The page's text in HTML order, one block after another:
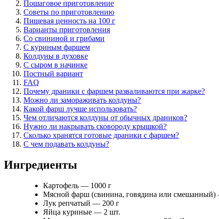
Пошаговое приготовление
Советы по приготовлению
Пищевая ценность на 100 г
Варианты приготовления
Со свининой и грибами
С куриным фаршем
Колдуны в духовке
С сыром в начинке
Постный вариант
FAQ
Почему драники с фаршем разваливаются при жарке?
Можно ли замораживать колдуны?
Какой фарш лучше использовать?
Чем отличаются колдуны от обычных драников?
Нужно ли накрывать сковороду крышкой?
Сколько хранятся готовые драники с фаршем?
С чем подавать колдуны?
Ингредиенты
Картофель — 1000 г
Мясной фарш (свинина, говядина или смешанный)
Лук репчатый — 200 г
Яйца куриные — 2 шт.